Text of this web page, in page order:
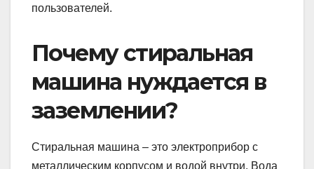
пользователей.
Почему стиральная
машина нуждается в
заземлении?
Стиральная машина – это электроприбор с
металлическим корпусом и водой внутри. Вода